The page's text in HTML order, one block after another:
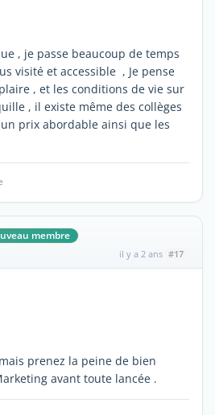
, je passe beaucoup de temps
visité et accessible , Je pense
, et les conditions de vie sur
, il existe même des collèges
prix abordable ainsi que les
membre
il y a 2 ans #17
prenez la peine de bien
avant toute lancée .